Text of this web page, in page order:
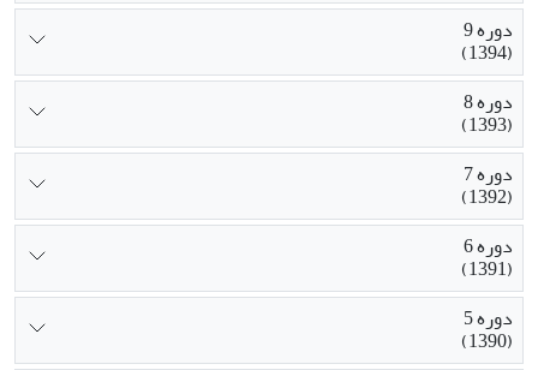
دوره 9
(1394)
دوره 8
(1393)
دوره 7
(1392)
دوره 6
(1391)
دوره 5
(1390)